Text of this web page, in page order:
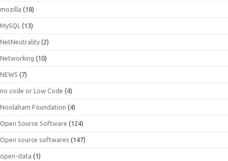
mozilla (18)
MySQL (13)
NetNeutrality (2)
Networking (10)
NEWS (7)
no code or Low Code (4)
Noolaham Foundation (4)
Open Source Software (124)
Open source softwares (147)
open-data (1)